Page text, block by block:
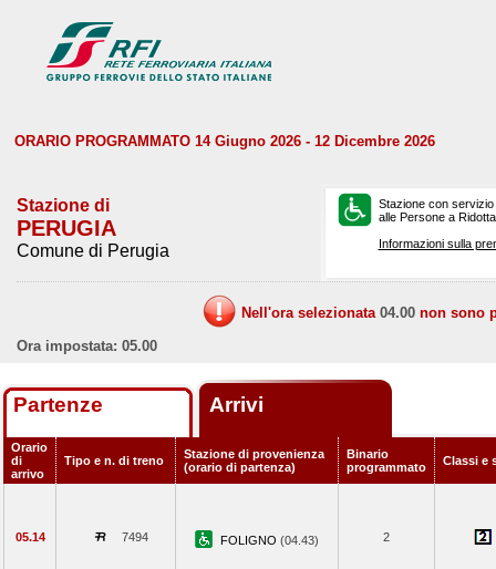
ORARIO PROGRAMMATO 14 Giugno 2026 - 12 Dicembre 2026
Stazione di
PERUGIA
Comune di Perugia
Stazione con
alle Persone a
Informazioni sulla
Nell'ora selezionata 04.00 non sono
Ora impostata: 05.00
Partenze Arrivi
Orario
di
arrivo
Tipo e n. di treno
Stazione di provenienza
(orario di partenza)
Binario
programmato
Classi e
05.14 7494 FOLIGNO (04.43) 2